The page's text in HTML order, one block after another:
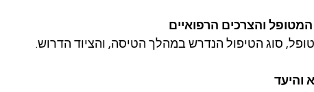
והצרכים הרפואיים
סוג הטיפול הנדרש במהלך הטיסה, והציוד הדרוש.
והיעד